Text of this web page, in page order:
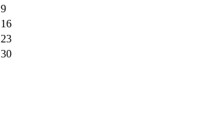
9
16
23
30